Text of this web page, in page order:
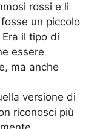
rossi e li
un piccolo
il tipo di
essere
ma anche
versione di
riconosci più